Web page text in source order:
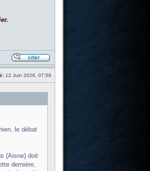
12 Juin 2026, 07:58
le débat
(Aisne) doit
dernière,